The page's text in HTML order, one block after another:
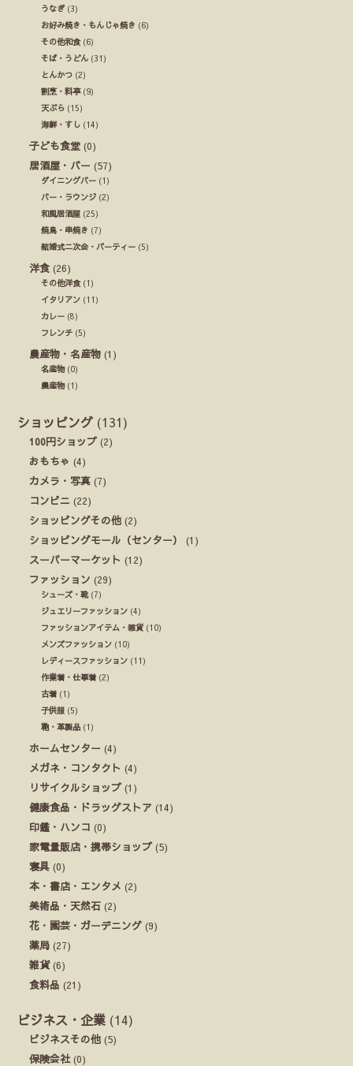
うなぎ(3)
お好み焼き・もんじゃ焼き (6)
その他和食(6)
そば・うどん (31)
とんかつ (2)
割烹・料亭(9)
天ぷら (15)
海鮮・すし (14)
子ども食堂 (0)
居酒屋・バー (57)
ダイニングバー (1)
バー・ラウンジ (2)
和風居酒屋 (25)
焼鳥・串焼き (7)
結婚式ニ次会・パーティー (5)
洋食 (26)
その他洋食(1)
イタリアン (11)
カレー (8)
フレンチ (5)
農産物・名産物 (1)
名産物(0)
農産物(1)
ショッピング (131)
100円ショップ (2)
おもちゃ (4)
カメラ・写真 (7)
コンビニ (22)
ショッピングその他 (2)
ショッピングモール（センター）
(1)
スーパーマーケット (12)
ファッション (29)
シューズ・靴(7)
ジュエリーファッション (4)
ファッションアイテム・雑貨 (10)
メンズファッション (10)
レディースファッション (11)
作業着・仕事着 (2)
古着 (1)
子供服 (5)
鞄・革製品 (1)
ホームセンター (4)
メガネ・コンタクト (4)
リサイクルショップ (1)
健康食品・ドラッグストア (14)
印鑑・ハンコ (0)
家電量販店・携帯ショップ (5)
寝具 (0)
本・書店・エンタメ (2)
美術品・天然石 (2)
花・園芸・ガーデニング (9)
薬局 (27)
雑貨(6)
食料品 (21)
ビジネス・企業 (14)
ビジネスその他 (5)
保険会社(0)